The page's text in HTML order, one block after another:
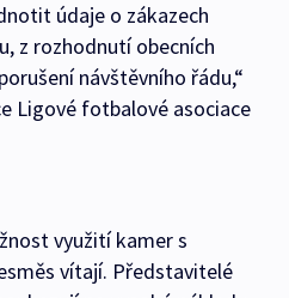
údaje o zákazech
z rozhodnutí obecních
návštěvního řádu,“
Ligové fotbalové asociace
využití kamer s
vítají. Představitelé